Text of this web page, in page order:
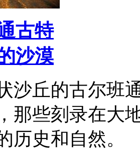
古特
沙漠
沙丘的古尔班
那些刻录在大
历史和自然。